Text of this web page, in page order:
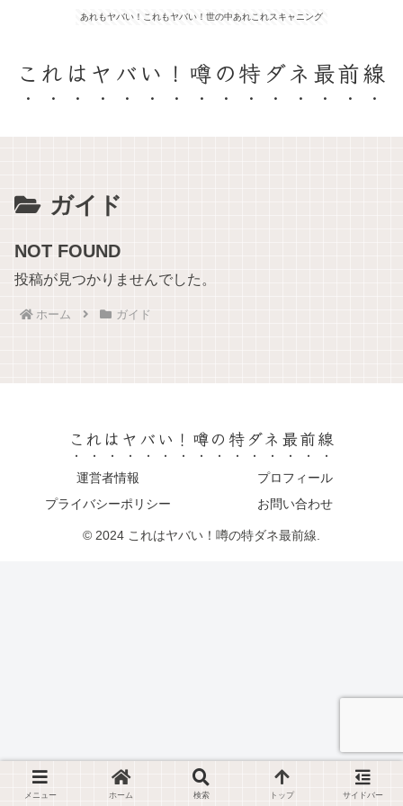
あれもヤバい！これもヤバい！世の中あれこれスキャニング
これはヤバい！噂の特ダネ最前線
ガイド
NOT FOUND
投稿が見つかりませんでした。
ホーム ガイド
これはヤバい！噂の特ダネ最前線
運営者情報
プロフィール
プライバシーポリシー
お問い合わせ
© 2024 これはヤバい！噂の特ダネ最前線.
メニュー ホーム 検索 トップ サイドバー